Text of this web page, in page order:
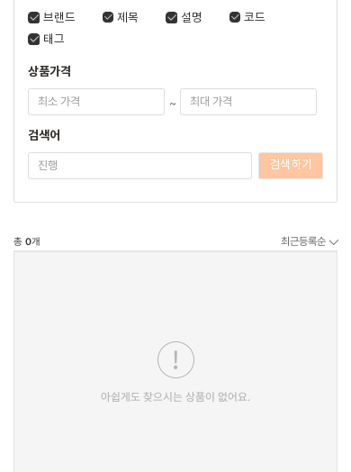
브랜드 제목 설명
코드
태그
상품가격
~
검색어
검색하기
총 0개 최근등록순
아쉽게도 찾으시는 상품이 없어요.